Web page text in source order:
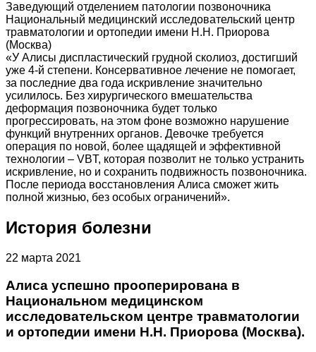
Заведующий отделением патологии позвоночника
Национальный медицинский исследовательский центр
травматологии и ортопедии имени Н.Н. Приорова
(Москва)
«У Алисы диспластический грудной сколиоз, достигший
уже 4-й степени. Консервативное лечение не помогает,
за последние два года искривление значительно
усилилось. Без хирургического вмешательства
деформация позвоночника будет только
прогрессировать, на этом фоне возможно нарушение
функций внутренних органов. Девочке требуется
операция по новой, более щадящей и эффективной
технологии – VBT, которая позволит не только устранить
искривление, но и сохранить подвижность позвоночника.
После периода восстановления Алиса сможет жить
полной жизнью, без особых ограничений».
История болезни
22 марта 2021
Алиса успешно прооперирована в
Национальном медицинском
исследовательском центре травматологии
и ортопедии имени Н.Н. Приорова (Москва).